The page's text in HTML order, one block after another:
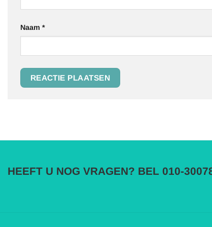
Naam *
HEEFT U NOG VRAGEN? BEL 010-